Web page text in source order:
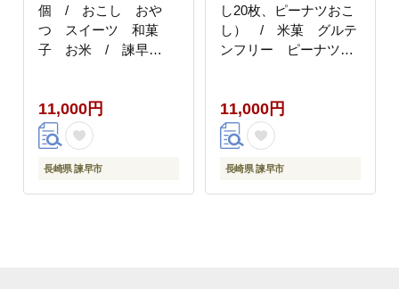
個 / おこし おや
つ スイーツ 和菓
子 お米 / 諫早
11,000円
長崎県 諫早市
し20枚、ピーナツおこ
し） / 米菓 グルテ
ンフリー ピーナツ
本舗 [AHAE015]
11,000円
長崎県 諫早市